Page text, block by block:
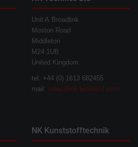
Unit A Broadlink
Moston Road
Middleton
M24 1UB
United Kingdom
tel: +44 (0) 1613 682455
mail: sales@nk-technics.com
NK Kunststofftechnik